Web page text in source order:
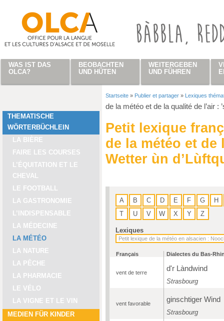
THEMATISCHE
WÖRTERBÜCHLEIN
LA BIÈRE
FAIRE LES COURSES
L’ÉQUITATION ET LE
CHEVAL
LE FOOTBALL
LA GASTRONOMIE
L’INDISPENSABLE
LA MÉDECINE
LA MÉTÉO
LA NATURE
LA PÊCHE
LA PHARMACIE
LE VÉLO
LA VIGNE ET LE VIN
MEDIEN FÜR KINDER
Startseite » Publier et partager » Lexiques
de la météo et de la qualité de l’air :
Petit lexique
de la météo et de
Wetter ùn
A B C D E F G
H
T
U V W X Y Z
Lexiques
Français Dialectes du Bas-
vent de terre d'r Làndwind
Strasbourg
vent favorable ginschtiger Wind
Strasbourg
WAS IST DAS
OLCA?
BEOBACHTEN
UND HÜTEN
WEITERGEBEN
UND FÜHREN